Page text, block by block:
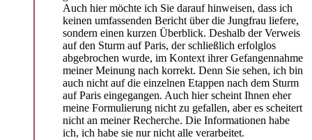
Auch hier möchte ich Sie darauf hinweisen, dass ich
keinen umfassenden Bericht über die Jungfrau liefere,
sondern einen kurzen Überblick. Deshalb der Verweis
auf den Sturm auf Paris, der schließlich erfolglos
abgebrochen wurde, im Kontext ihrer Gefangennahme
meiner Meinung nach korrekt. Denn Sie sehen, ich bin
auch nicht auf die einzelnen Etappen nach dem Sturm
auf Paris eingegangen. Auch hier scheint Ihnen eher
meine Formulierung nicht zu gefallen, aber es scheitert
nicht an meiner Recherche. Die Informationen habe
ich, ich habe sie nur nicht alle verarbeitet.